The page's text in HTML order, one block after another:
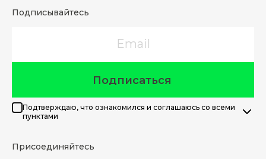
Подписывайтесь
Подписаться
Подтверждаю, что ознакомился и соглашаюсь со всеми
пунктами
Присоединяйтесь